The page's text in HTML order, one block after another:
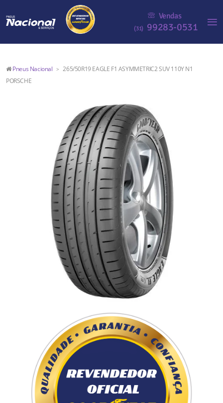
Vendas
(31) 99283-0531
Pneus Nacional >
265/50R19 EAGLE F1 ASYMMETRIC2 SUV 110Y N1
PORSCHE